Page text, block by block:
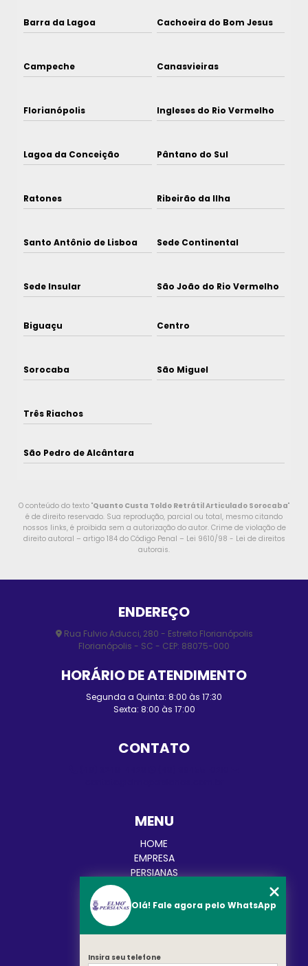
Barra da Lagoa Cachoeira do Bom Jesus
Campeche Canasvieiras
Florianópolis Ingleses do Rio Vermelho
Lagoa da Conceição Pântano do Sul
Ratones Ribeirão da Ilha
Santo Antônio de Lisboa Sede Continental
Sede Insular São João do Rio Vermelho
Biguaçu Centro
Sorocaba São Miguel
Três Riachos
São Pedro de Alcântara
O conteúdo do texto "Quanto Custa Toldo Retrátil Articulado Sorocaba"
é de direito reservado. Sua reprodução, parcial ou total, mesmo citando
nossos links, é proibida sem a autorização do autor. Crime de violação de
direito autoral – artigo 184 do Código Penal – Lei 9610/98 - Lei de direitos
autorais.
ENDEREÇO
Rua Fulvio Aducci, 280 - Estreito Florianópolis
Florianópolis - SC - CEP: 88075-000
HORÁRIO DE ATENDIMENTO
Segunda a Quinta: 8:00 às 17:30
Sexta: 8:00 às 17:00
CONTATO
MENU
HOME
EMPRESA
PERSIANAS
TOLDOS
MAPA DO SITE
Olá! Fale agora pelo WhatsApp
Insira seu telefone